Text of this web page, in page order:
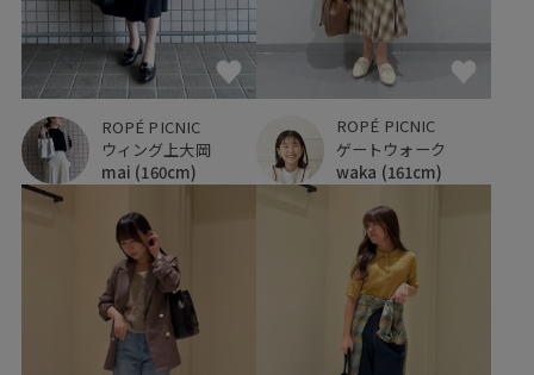
ROPÉ PICNIC
ウィング上大岡
mai (160cm)
ROPÉ PICNIC
ゲートウォーク
waka (161cm)